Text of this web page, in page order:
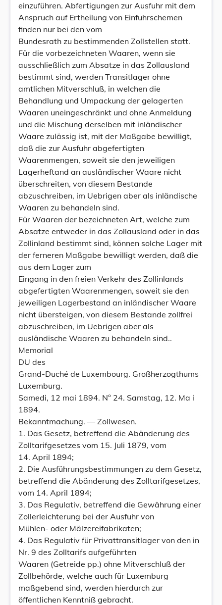
einzuführen. Abfertigungen zur Ausfuhr mit dem
Anspruch auf Ertheilung von Einfuhrschemen
finden nur bei den vom
Bundesrath zu bestimmenden Zollstellen statt.
Für die vorbezeichneten Waaren, wenn sie
ausschließlich zum Absatze in das Zollausland
bestimmt sind, werden Transitlager ohne
amtlichen Mitverschluß, in welchen die
Behandlung und Umpackung der gelagerten
Waaren uneingeschränkt und ohne Anmeldung
und die Mischung derselben mit inländischer
Waare zulässig ist, mit der Maßgabe bewilligt,
daß die zur Ausfuhr abgefertigten
Waarenmengen, soweit sie den jeweiligen
Lagerheftand an ausländischer Waare nicht
überschreiten, von diesem Bestande
abzuschreiben, im Uebrigen aber als inländische
Waaren zu behandeln sind.
Für Waaren der bezeichneten Art, welche zum
Absatze entweder in das Zollausland oder in das
Zollinland bestimmt sind, können solche Lager mit
der ferneren Maßgabe bewilligt werden, daß die
aus dem Lager zum
Eingang in den freien Verkehr des Zollinlands
abgefertigten Waarenmengen, soweit sie den
jeweiligen Lagerbestand an inländischer Waare
nicht übersteigen, von diesem Bestande zollfrei
abzuschreiben, im Uebrigen aber als
ausländische Waaren zu behandeln sind..
Memorial
DU des
Grand-Duché de Luxembourg. Großherzogthums
Luxemburg.
Samedi, 12 mai 1894. N° 24. Samstag, 12. Ma i
1894.
Bekanntmachung. — Zollwesen.
1. Das Gesetz, betreffend die Abänderung des
Zolltarifgesetzes vom 15. Juli 1879, vom
14. April 1894;
2. Die Ausführungsbestimmungen zu dem Gesetz,
betreffend die Abänderung des Zolltarifgesetzes,
vom 14. April 1894;
3. Das Regulativ, betreffend die Gewährung einer
Zollerleichterung bei der Ausfuhr von
Mühlen- oder Mälzereifabrikaten;
4. Das Regulativ für Privattransitlager von den in
Nr. 9 des Zolltarifs aufgeführten
Waaren (Getreide pp.) ohne Mitverschluß der
Zollbehörde, welche auch für Luxemburg
maßgebend sind, werden hierdurch zur
öffentlichen Kenntniß gebracht.